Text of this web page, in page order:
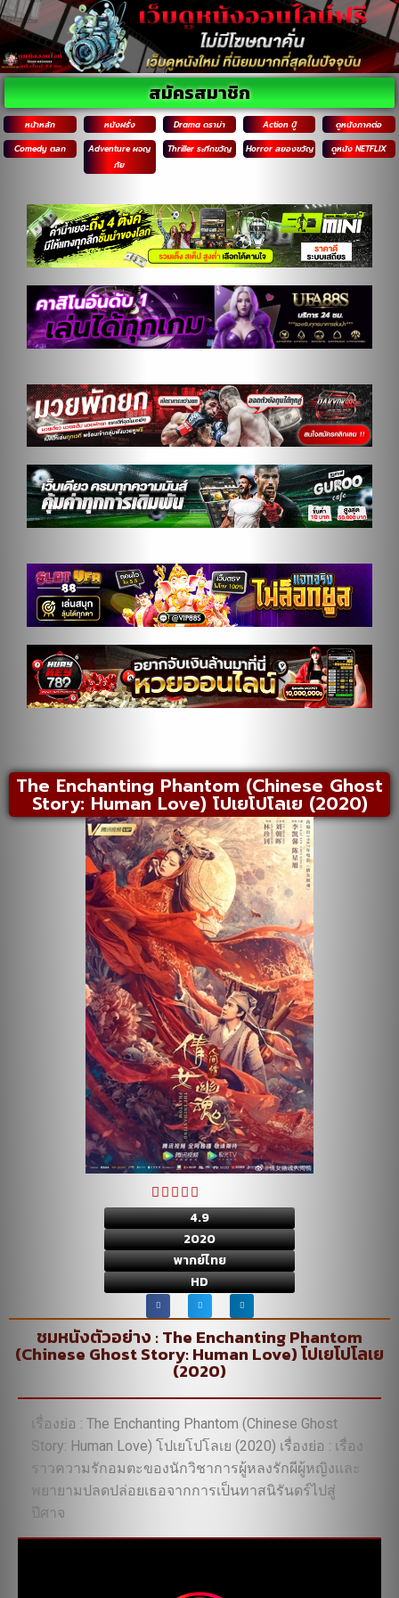
หน้าหลัก หนังฝรั่ง Drama ดราม่า Action บู๊
ดูหนังภาคต่อ
Comedy ตลก
Adventure ผจญ
ภัย
Thriller ระทึกขวัญ Horror สยองขวัญ ดูหนัง NETFLIX
สมัครสมาชิก
The Enchanting Phantom (Chinese Ghost
Story: Human Love) โปเยโปโลเย (2020)
4.9
2020
พากย์ไทย
HD
ชมหนังตัวอย่าง : The Enchanting Phantom
(Chinese Ghost Story: Human Love) โปเยโปโลเย
(2020)
เรื่องย่อ : The Enchanting Phantom (Chinese Ghost
Story: Human Love) โปเยโปโลเย (2020) เรื่องย่อ : เรื่อง
ราวความรักอมตะของนักวิชาการผู้หลงรักผีผู้หญิงและ
พยายามปลดปล่อยเธอจากการเป็นทาสนิรันดร์ไปสู่
ปีศาจ